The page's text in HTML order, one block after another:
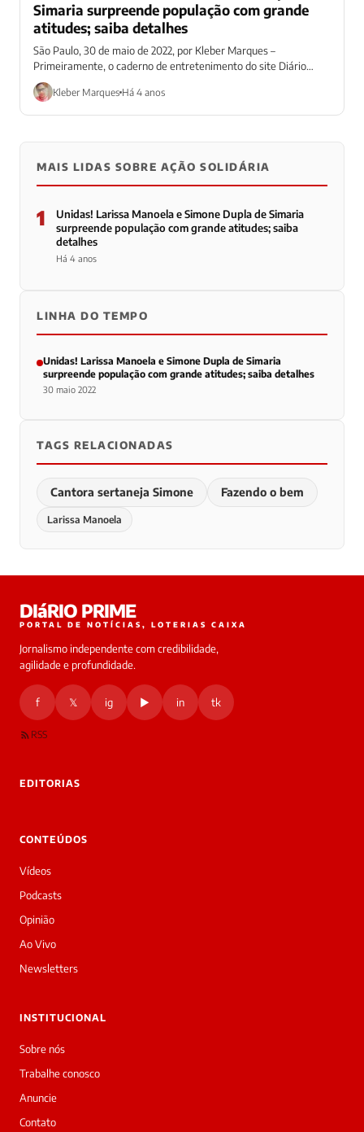
Simaria surpreende população com grande
atitudes; saiba detalhes
São Paulo, 30 de maio de 2022, por Kleber Marques –
Primeiramente, o caderno de entretenimento do site Diário
Prime traz uma...
Kleber Marques Há 4 anos
MAIS LIDAS SOBRE AÇÃO SOLIDÁRIA
1
Unidas! Larissa Manoela e Simone Dupla de Simaria
surpreende população com grande atitudes; saiba
detalhes
Há 4 anos
LINHA DO TEMPO
Unidas! Larissa Manoela e Simone Dupla de Simaria
surpreende população com grande atitudes; saiba detalhes
30 maio 2022
TAGS RELACIONADAS
Cantora sertaneja Simone Fazendo o bem
Larissa Manoela
DIáRIO PRIME
PORTAL DE NOTÍCIAS, LOTERIAS CAIXA
Jornalismo independente com credibilidade,
agilidade e profundidade.
f 𝕏 ig ▶ in tk
RSS
EDITORIAS
CONTEÚDOS
Vídeos
Podcasts
Opinião
Ao Vivo
Newsletters
INSTITUCIONAL
Sobre nós
Trabalhe conosco
Anuncie
Contato